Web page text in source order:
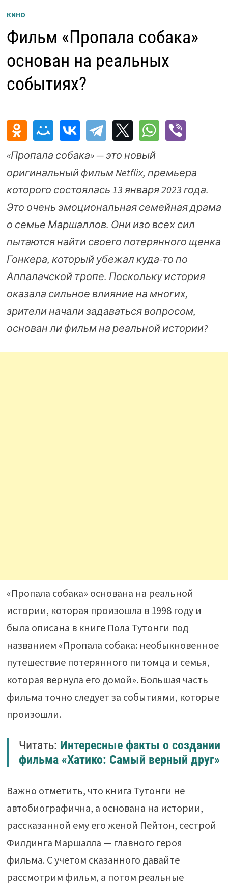
КИНО
Фильм «Пропала собака»
основан на реальных
событиях?
«Пропала собака» — это новый
оригинальный фильм Netflix, премьера
которого состоялась 13 января 2023 года.
Это очень эмоциональная семейная драма
о семье Маршаллов. Они изо всех сил
пытаются найти своего потерянного щенка
Гонкера, который убежал куда-то по
Аппалачской тропе. Поскольку история
оказала сильное влияние на многих,
зрители начали задаваться вопросом,
основан ли фильм на реальной истории?
«Пропала собака» основана на реальной
истории, которая произошла в 1998 году и
была описана в книге Пола Тутонги под
названием «Пропала собака: необыкновенное
путешествие потерянного питомца и семья,
которая вернула его домой». Большая часть
фильма точно следует за событиями, которые
произошли.
Читать: Интересные факты о создании
фильма «Хатико: Самый верный друг»
Важно отметить, что книга Тутонги не
автобиографична, а основана на истории,
рассказанной ему его женой Пейтон, сестрой
Филдинга Маршалла — главного героя
фильма. С учетом сказанного давайте
рассмотрим фильм, а потом реальные